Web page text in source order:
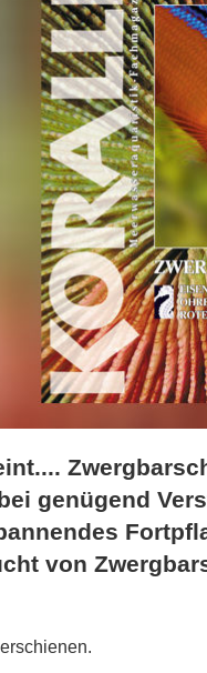
genügend
von